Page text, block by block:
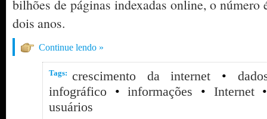
bilhões de páginas indexadas online, o número
dois anos.
Continue lendo »
Tags: crescimento da internet •
infográfico •informações • Internet
usuários